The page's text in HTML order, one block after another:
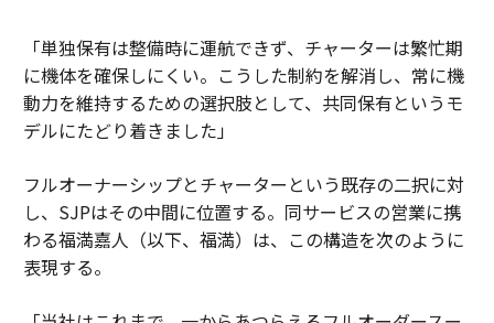
「単独保有は整備時に運航できず、チャーターは繁忙期
に機体を確保しにくい。こうした制約を解消し、常に機
動力を維持するための選択肢として、共同保有というモ
デルにたどり着きました」
フルオーナーシップとチャーターという既存の二択に対
し、SJPはその中間に位置する。同サービスの営業に携
わる福満嘉人（以下、福満）は、この構造を次のように
表現する。